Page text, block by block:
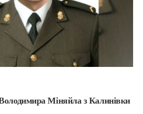
Міняйла з Калинівки